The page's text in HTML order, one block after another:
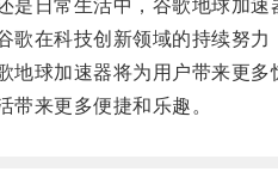
日常生活中，谷歌地球加速
在科技创新领域的持续努力
球加速器将为用户带来更多
来更多便捷和乐趣。